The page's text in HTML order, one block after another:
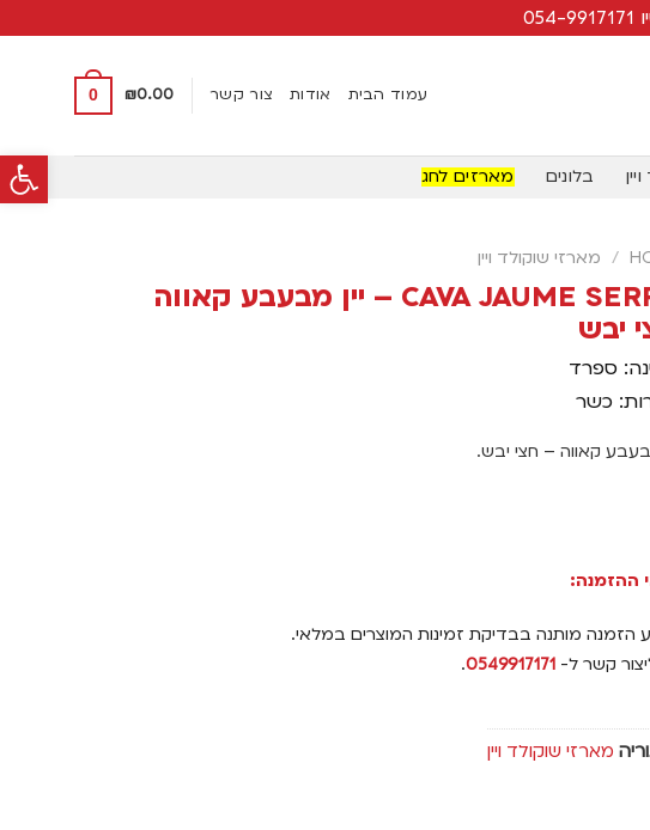
פתח
עמוד הבית אודות צור קשר ₪0.00
0
בלונים מארזים לחג
/ מארזי שוקולד ויין
CAVA JAUME SERRA – יין מבעבע קאווה
יבש
ספרד
כשר
קאווה – חצי יבש.
ההזמנה:
הזמנה מותנה בבדיקת זמינות המוצרים במלאי.
קשר ל-0549917171
.
מארזי שוקולד ויין